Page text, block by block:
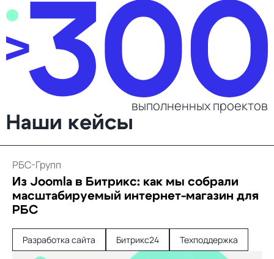
выполненных проектов
Наши кейсы
РБС-Групп
Из Joomla в Битрикс: как мы собрали
масштабируемый интернет-магазин для
РБС
Разработка сайта Битрикс24 Техподдержка